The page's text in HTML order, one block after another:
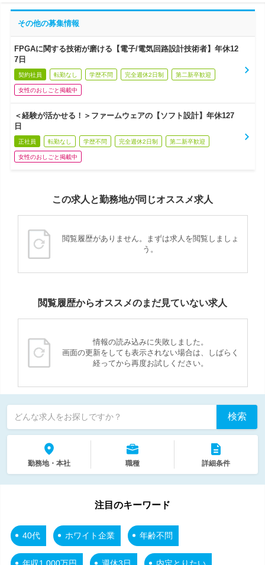
その他の募集情報
FPGAに関する技術が磨ける【電子/電気回路設計技術者】年休12
7日
契約社員 転勤なし 学歴不問 完全週休2日制 第二新卒歓迎
女性のおしごと掲載中
＜経験が活かせる！＞ファームウェアの【ソフト設計】年休127
日
正社員 転勤なし 学歴不問 完全週休2日制 第二新卒歓迎
女性のおしごと掲載中
この求人と勤務地が同じオススメ求人
閲覧履歴がありません。まずは求人を閲覧しましょ
う。
閲覧履歴からオススメのまだ見ていない求人
情報の読み込みに失敗しました。
画面の更新をしても表示されない場合は、しばらく
経ってから再度お試しください。
どんな求人をお探しですか？ 検索
勤務地・本社 職種 詳細条件
注目のキーワード
40代 ホワイト企業 年齢不問
年収1,000万円 週休3日 内定とりたい